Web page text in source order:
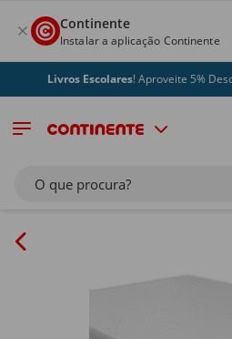
Continente
Instalar a aplicação Continente
Livros Escolares! Aproveite 5%
O que procura?